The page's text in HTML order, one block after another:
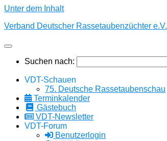
Unter dem Inhalt
Verband Deutscher Rassetaubenzüchter e.V.
Suchen nach:
VDT-Schauen
75. Deutsche Rassetaubenschau
Terminkalender
Gästebuch
VDT-Newsletter
VDT-Forum
Benutzerlogin